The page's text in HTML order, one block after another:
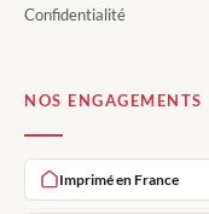
Confidentialité
NOS ENGAGEMENTS
Imprimé en France